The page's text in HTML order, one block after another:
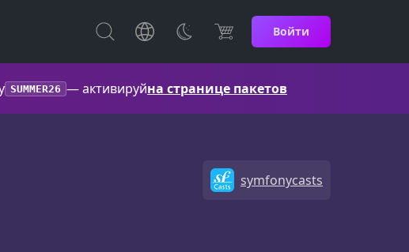
Войти
SUMMER26 — активируйна странице пакетов
symfonycasts